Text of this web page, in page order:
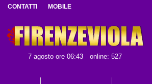
CONTATTI MOBILE
7 agosto ore 06:43 online: 527